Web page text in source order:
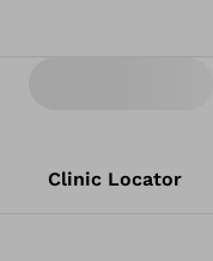
Clinic Locator